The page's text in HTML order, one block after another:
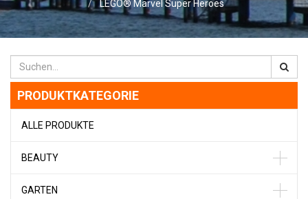
LEGO® Marvel Super Heroes
PRODUKTKATEGORIE
ALLE PRODUKTE
BEAUTY
GARTEN